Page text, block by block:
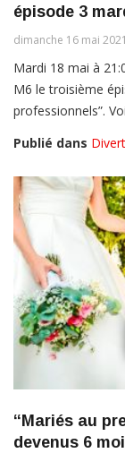
épisode 3
dimanche 16 mai
Mardi 18 mai à
M6 le troisième
professionnels”.
Publié dans
“Mariés au
devenus 6